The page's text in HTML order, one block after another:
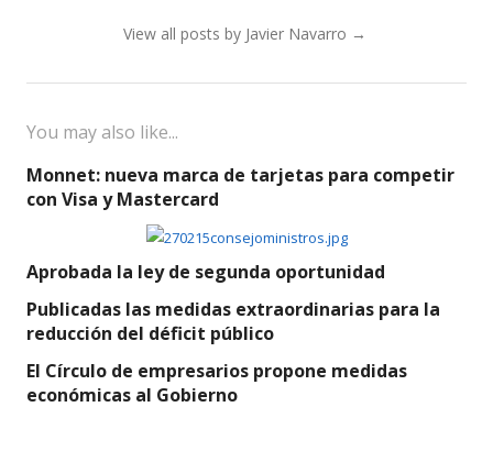
View all posts by Javier Navarro →
You may also like...
Monnet: nueva marca de tarjetas para competir
con Visa y Mastercard
Aprobada la ley de segunda oportunidad
Publicadas las medidas extraordinarias para la
reducción del déficit público
El Círculo de empresarios propone medidas
económicas al Gobierno